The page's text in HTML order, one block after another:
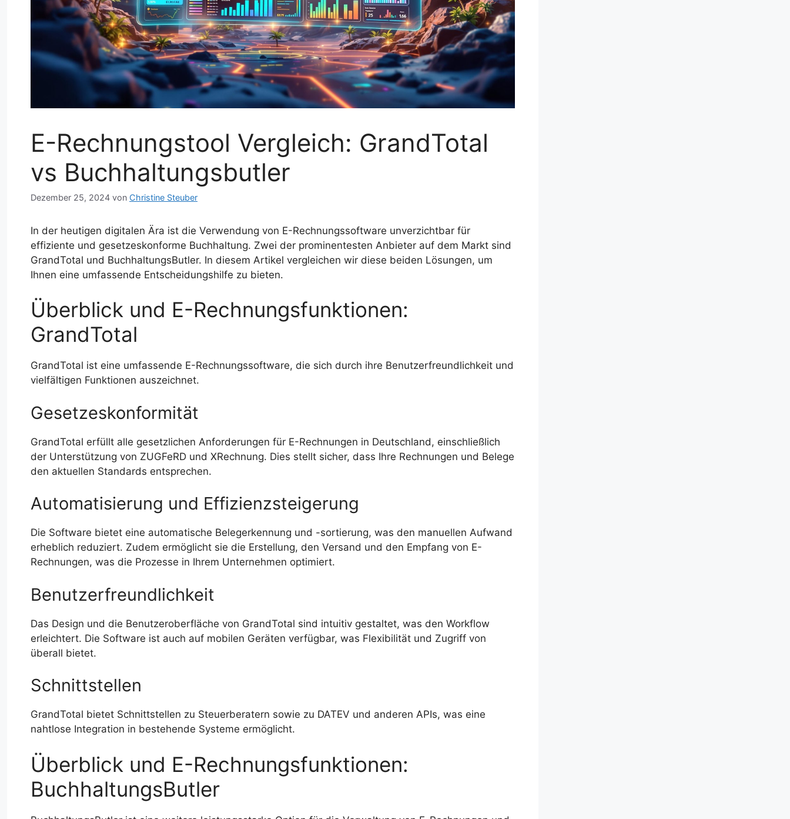
E-Rechnungstool Vergleich: GrandTotal
vs Buchhaltungsbutler
Dezember 25, 2024 von Christine Steuber
In der heutigen digitalen Ära ist die Verwendung von E-Rechnungssoftware unverzichtbar für
effiziente und gesetzeskonforme Buchhaltung. Zwei der prominentesten Anbieter auf dem Markt sind
GrandTotal und BuchhaltungsButler. In diesem Artikel vergleichen wir diese beiden Lösungen, um
Ihnen eine umfassende Entscheidungshilfe zu bieten.
Überblick und E-Rechnungsfunktionen:
GrandTotal
GrandTotal ist eine umfassende E-Rechnungssoftware, die sich durch ihre Benutzerfreundlichkeit und
vielfältigen Funktionen auszeichnet.
Gesetzeskonformität
GrandTotal erfüllt alle gesetzlichen Anforderungen für E-Rechnungen in Deutschland, einschließlich
der Unterstützung von ZUGFeRD und XRechnung. Dies stellt sicher, dass Ihre Rechnungen und Belege
den aktuellen Standards entsprechen.
Automatisierung und Effizienzsteigerung
Die Software bietet eine automatische Belegerkennung und -sortierung, was den manuellen Aufwand
erheblich reduziert. Zudem ermöglicht sie die Erstellung, den Versand und den Empfang von E-
Rechnungen, was die Prozesse in Ihrem Unternehmen optimiert.
Benutzerfreundlichkeit
Das Design und die Benutzeroberfläche von GrandTotal sind intuitiv gestaltet, was den Workflow
erleichtert. Die Software ist auch auf mobilen Geräten verfügbar, was Flexibilität und Zugriff von
überall bietet.
Schnittstellen
GrandTotal bietet Schnittstellen zu Steuerberatern sowie zu DATEV und anderen APIs, was eine
nahtlose Integration in bestehende Systeme ermöglicht.
Überblick und E-Rechnungsfunktionen:
BuchhaltungsButler